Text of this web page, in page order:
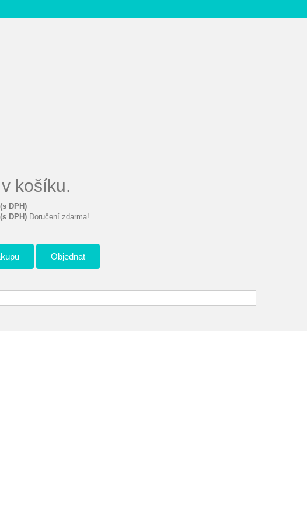
košíku.
DPH)
DPH) Doručení zdarma!
Objednat